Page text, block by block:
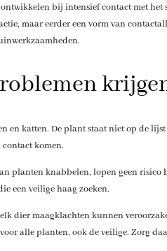
bij intensief contact met
maar eerder een vorm van
en katten. De plant staat niet op de
komen.
planten knabbelen, lopen geen
een veilige haag zoeken.
dier maagklachten kunnen
alle planten, ook de veilige. Zorg